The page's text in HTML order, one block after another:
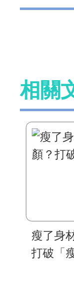
相關
瘦了身
打破「